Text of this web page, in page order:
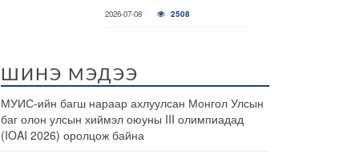
2026-07-08 2508
ШИНЭ МЭДЭЭ
МУИС-ийн багш нараар ахлуулсан Монгол Улсын
баг олон улсын хиймэл оюуны III олимпиадад
(IOAI 2026) оролцож байна